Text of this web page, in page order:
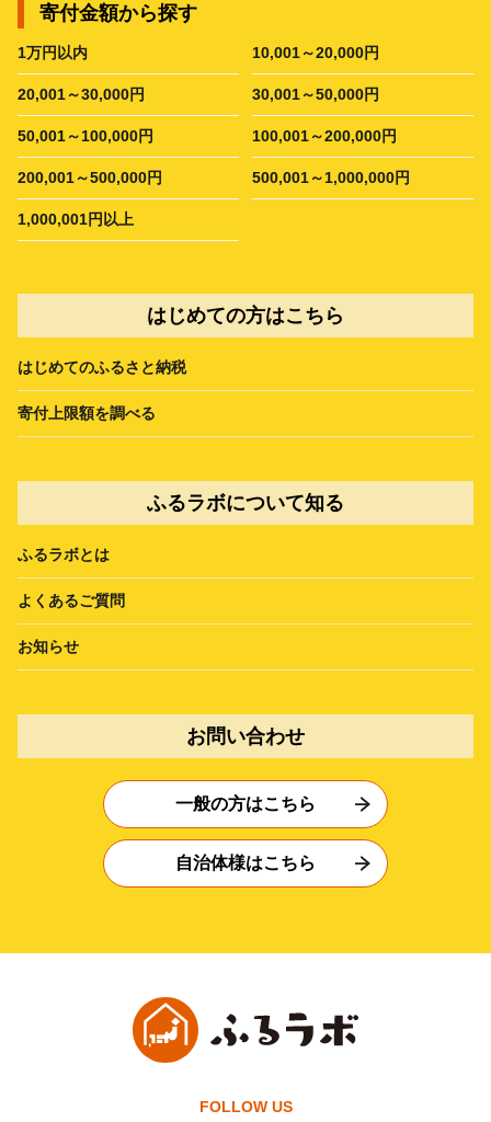
寄付金額から探す
1万円以内 10,001～20,000円
20,001～30,000円 30,001～50,000円
50,001～100,000円 100,001～200,000円
200,001～500,000円 500,001～1,000,000円
1,000,001円以上
はじめての方はこちら
はじめてのふるさと納税
寄付上限額を調べる
ふるラボについて知る
ふるラボとは
よくあるご質問
お知らせ
お問い合わせ
一般の方はこちら
自治体様はこちら
FOLLOW US